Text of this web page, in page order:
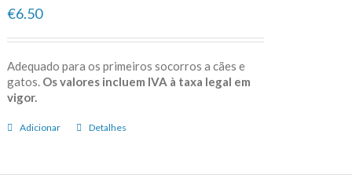
€6.50
Adequado para os primeiros socorros a cães e
gatos. Os valores incluem IVA à taxa legal em
vigor.
Adicionar Detalhes